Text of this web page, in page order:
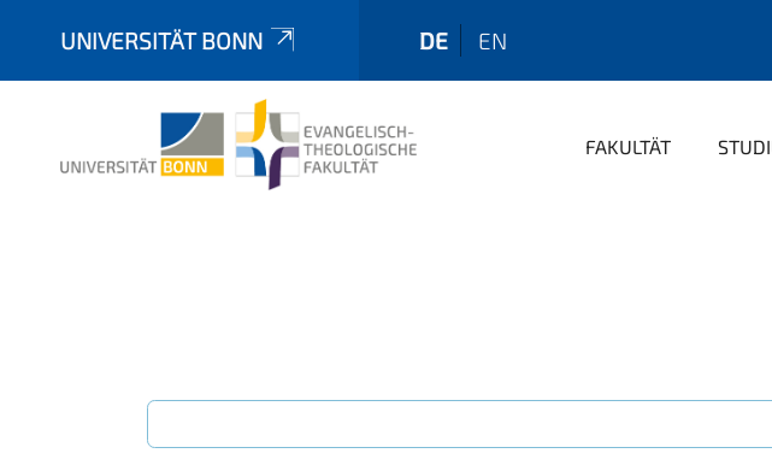
UNIVERSITÄT BONN DE EN
FAKULTÄT